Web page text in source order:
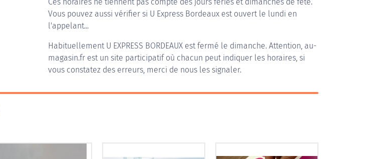
Vous pouvez aussi vérifier si U Express Bordeaux est ouvert le lundi en
l'appelant...
Habituellement U EXPRESS BORDEAUX est fermé le dimanche. Attention, au-
magasin.fr est un site participatif où chacun peut indiquer les horaires, si
vous constatez des erreurs, merci de nous les signaler.